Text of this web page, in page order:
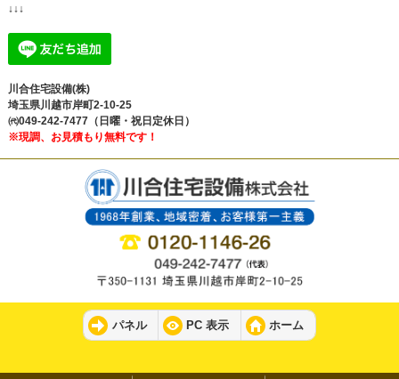
↓↓↓
川合住宅設備(株)
埼玉県川越市岸町2-10-25
㈹049-242-7477（日曜・祝日定休日）
※現調、お見積もり無料です！
パネル PC 表示 ホーム